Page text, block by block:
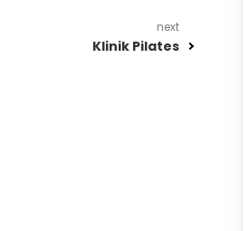
next
Klinik Pilates